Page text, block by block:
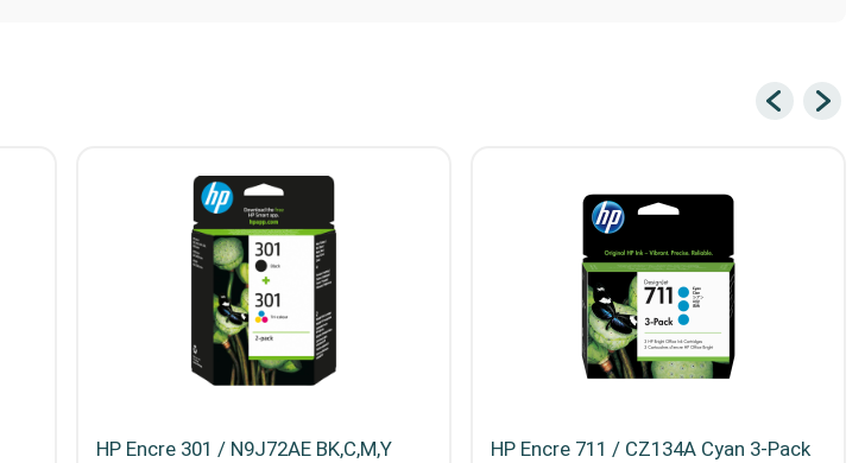
HP Encre 301 / N9J72AE BK,C,M,Y
HP Encre 711 / CZ134A Cyan 3-Pack